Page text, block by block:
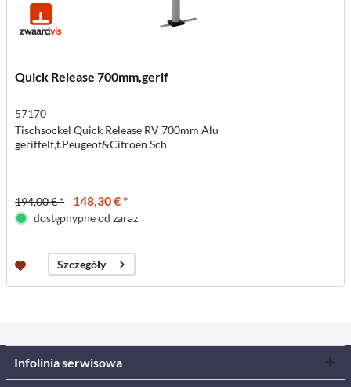
Quick Release 700mm,gerif
57170
Tischsockel Quick Release RV 700mm Alu
geriffelt,f.Peugeot&Citroen Sch
194,00 € * 148,30 € *
dostępnypne od zaraz
Szczegóły
Infolinia serwisowa